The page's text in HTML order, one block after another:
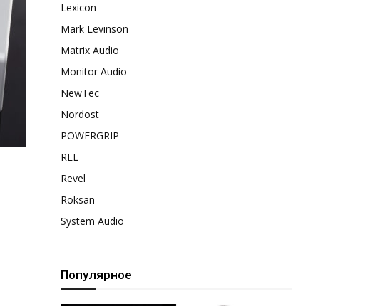
Lexicon
Mark Levinson
Matrix Audio
Monitor Audio
NewTec
Nordost
POWERGRIP
REL
Revel
Roksan
System Audio
Популярное